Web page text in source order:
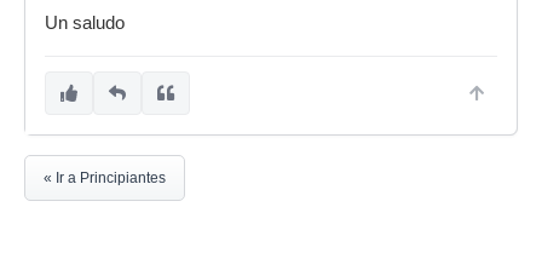
Un saludo
« Ir a Principiantes